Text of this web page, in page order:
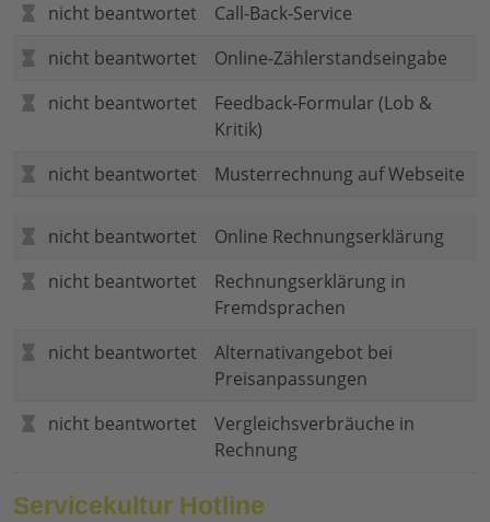
nicht beantwortet
Call-Back-Service
nicht beantwortet
Online-Zählerstandseingabe
nicht beantwortet
Feedback-Formular (Lob &
Kritik)
nicht beantwortet
Musterrechnung auf Webseite
nicht beantwortet
Online Rechnungserklärung
nicht beantwortet
Rechnungserklärung in
Fremdsprachen
nicht beantwortet
Alternativangebot bei
Preisanpassungen
nicht beantwortet
Vergleichsverbräuche in
Rechnung
Servicekultur Hotline